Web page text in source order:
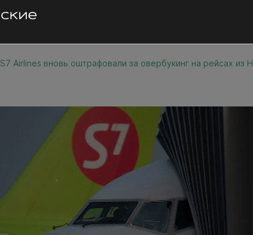
S7 Airlines вновь оштрафовали за овербукинг на рейсах из